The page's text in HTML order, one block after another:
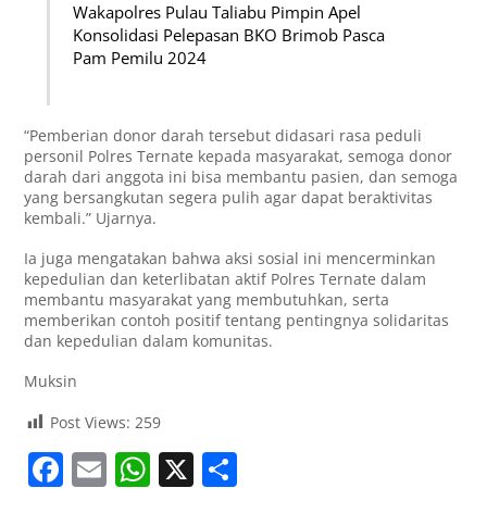
Wakapolres Pulau Taliabu Pimpin Apel
Konsolidasi Pelepasan BKO Brimob Pasca
Pam Pemilu 2024
“Pemberian donor darah tersebut didasari rasa peduli
personil Polres Ternate kepada masyarakat, semoga donor
darah dari anggota ini bisa membantu pasien, dan semoga
yang bersangkutan segera pulih agar dapat beraktivitas
kembali.” Ujarnya.
Ia juga mengatakan bahwa aksi sosial ini mencerminkan
kepedulian dan keterlibatan aktif Polres Ternate dalam
membantu masyarakat yang membutuhkan, serta
memberikan contoh positif tentang pentingnya solidaritas
dan kepedulian dalam komunitas.
Muksin
Post Views: 259
F E W X